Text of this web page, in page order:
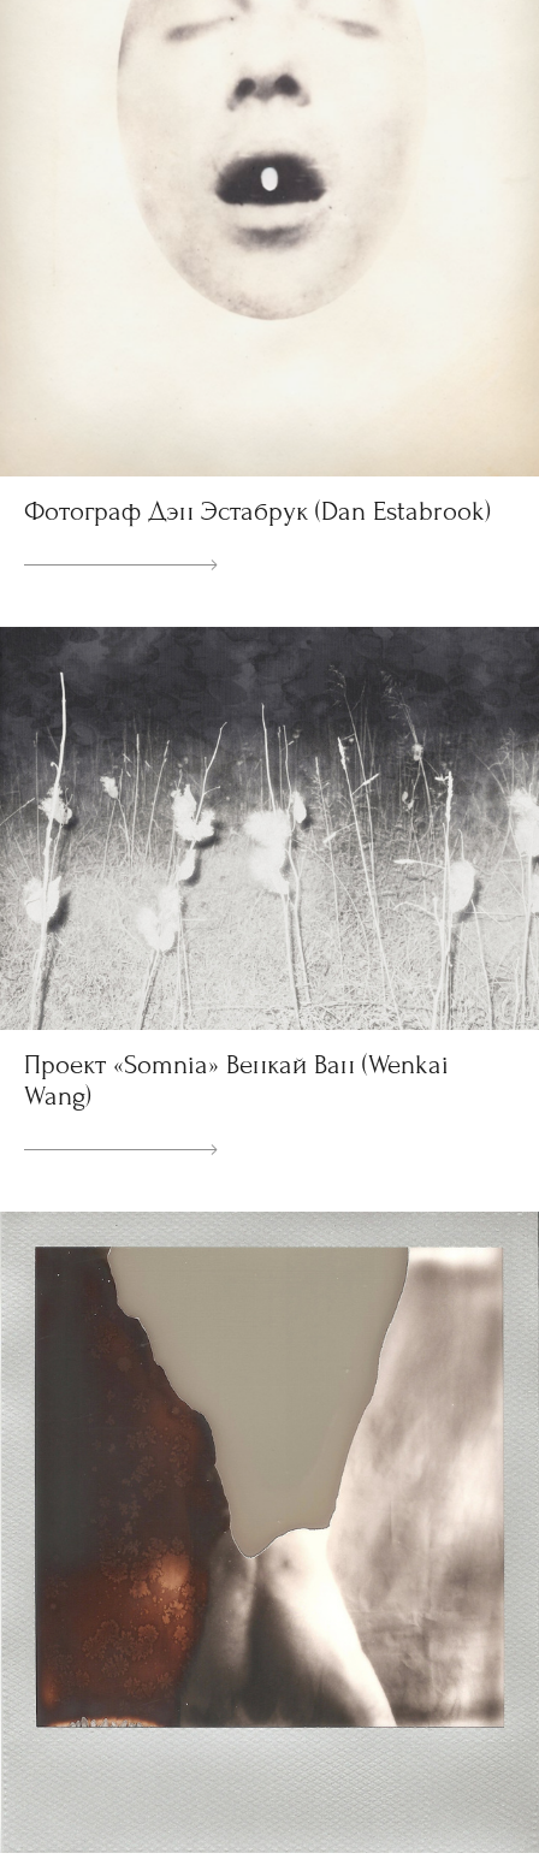
Фотограф Дэн Эстабрук (Dan Estabrook)
Проект «Somnia» Венкай Ван (Wenkai
Wang)